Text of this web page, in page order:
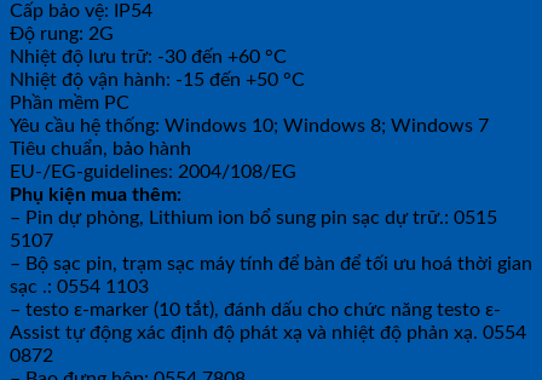
Cấp bảo vệ: IP54
Độ rung: 2G
Nhiệt độ lưu trữ: -30 đến +60 °C
Nhiệt độ vận hành: -15 đến +50 °C
Phần mềm PC
Yêu cầu hệ thống: Windows 10; Windows 8; Windows 7
Tiêu chuẩn, bảo hành
EU-/EG-guidelines: 2004/108/EG
Phụ kiện mua thêm:
– Pin dự phòng, Lithium ion bổ sung pin sạc dự trữ.: 0515
5107
– Bộ sạc pin, trạm sạc máy tính để bàn để tối ưu hoá thời gian
sạc .: 0554 1103
– testo ε-marker (10 tắt), đánh dấu cho chức năng testo ε-
Assist tự động xác định độ phát xạ và nhiệt độ phản xạ. 0554
0872